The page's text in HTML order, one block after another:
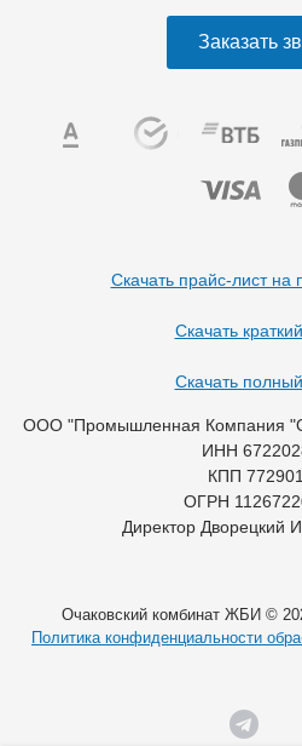
Заказать
Скачать прайс-лист на
Скачать
Скачать
ООО "Промышленная Компания
ИНН
КПП
ОГРН
Директор Дворецкий
Очаковский комбинат ЖБИ ©
Политика конфиденциальности